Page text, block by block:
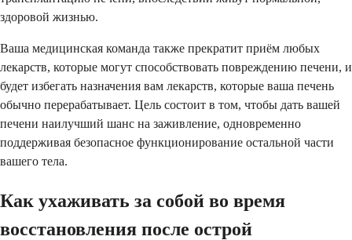
здоровой жизнью.
Ваша медицинская команда также прекратит приём любых
лекарств, которые могут способствовать повреждению печени, и
будет избегать назначения вам лекарств, которые ваша печень
обычно перерабатывает. Цель состоит в том, чтобы дать вашей
печени наилучший шанс на заживление, одновременно
поддерживая безопасное функционирование остальной части
вашего тела.
Как ухаживать за собой во время
восстановления после острой